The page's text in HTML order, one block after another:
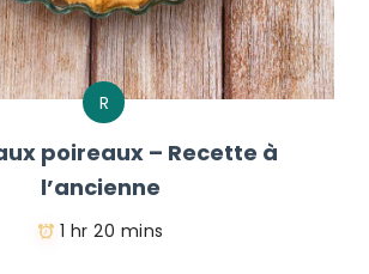
R
poireaux – Recette à
l’ancienne
1 hr 20 mins